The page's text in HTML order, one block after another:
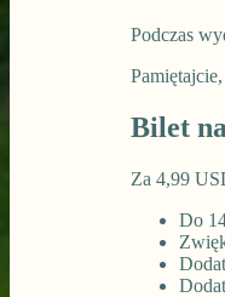
Podczas
Bilet
Za 4,99
Do